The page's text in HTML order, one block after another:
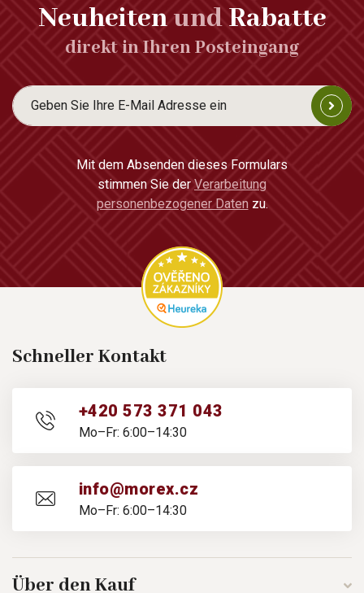
NeuheitenundRabatte
direkt in Ihren Posteingang
Mit dem Absenden dieses Formulars
stimmen Sie der Verarbeitung
personenbezogener Daten zu.
Schneller Kontakt
+420 573 371 043
Mo–Fr: 6:00–14:30
info@morex.cz
Mo–Fr: 6:00–14:30
Über den Kauf